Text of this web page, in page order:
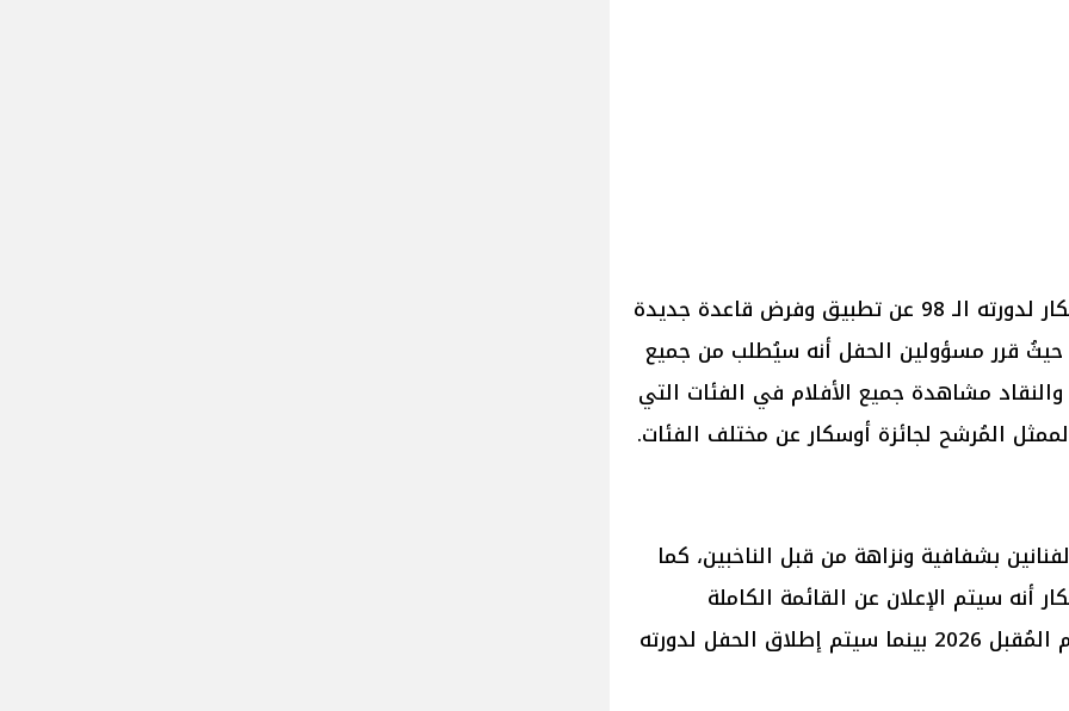
أعلنت إدارة حفل توزيع جوائز الأوسكار لدورته الـ 98 عن تطبيق وفرض قاعدة جديدة
للحفل العام المُقبل 2026، حيثُ قرر مسؤولين الحفل أنه سيُطلب من جميع
مشاهدة جميع الأفلام في الفئات التي
المُرشح لجائزة أوسكار عن مختلف الفئات.
بشفافية ونزاهة من قبل الناخبين، كما
أنه سيتم الإعلان عن القائمة الكاملة
لترشيحات الجائزة يوم 22 يناير العام المُقبل 2026 بينما سيتم إطلاق الحفل لدورته